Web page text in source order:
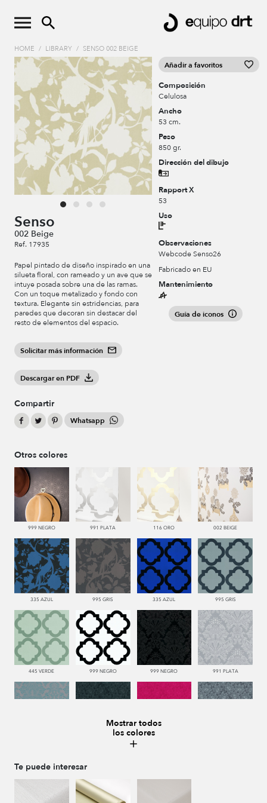
HOME / LIBRARY / SENSO 002 BEIGE
Senso
002 Beige
Ref. 17935
Papel pintado de diseño inspirado en una
silueta floral, con rameado y un ave que se
intuye posada sobre una de las ramas.
Con un toque metalizado y fondo con
textura. Elegante sin estridencias, para
paredes que decoran sin destacar del
resto de elementos del espacio.
Solicitar más información
Descargar en PDF
Compartir
Whatsapp
Añadir a favoritos
Composición
Celulosa
Ancho
53 cm.
Peso
850 gr.
Dirección del dibujo
Rapport X
53
Uso
Observaciones
Webcode Senso26
Fabricado en EU
Mantenimiento
Guía de iconos
Otros colores
999 NEGRO 991 PLATA 116 ORO 002 BEIGE
335 AZUL 995 GRIS 335 AZUL 995 GRIS
445 VERDE 999 NEGRO 999 NEGRO 991 PLATA
Mostrar todos
los colores
Te puede interesar